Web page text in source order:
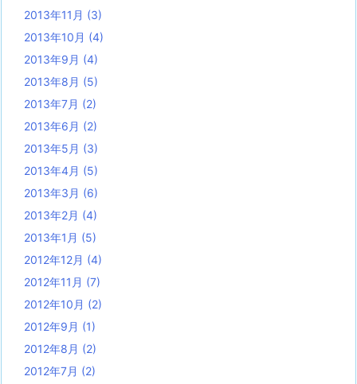
2013年11月 (3)
2013年10月 (4)
2013年9月 (4)
2013年8月 (5)
2013年7月 (2)
2013年6月 (2)
2013年5月 (3)
2013年4月 (5)
2013年3月 (6)
2013年2月 (4)
2013年1月 (5)
2012年12月 (4)
2012年11月 (7)
2012年10月 (2)
2012年9月 (1)
2012年8月 (2)
2012年7月 (2)